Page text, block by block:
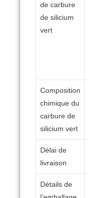
de carbure
de silicium
vert
Composition
chimique du
carbure de
silicium vert
Délai de
livraison
Détails de